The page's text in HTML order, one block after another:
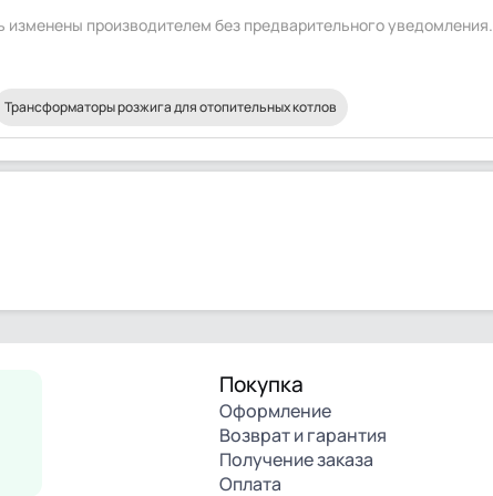
изменены производителем без предварительного уведомления.
Трансформаторы розжига для отопительных котлов
Покупка
Оформление
Возврат и гарантия
Получение заказа
Оплата